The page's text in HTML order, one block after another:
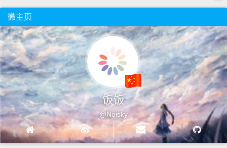
微主页
饭饭
@Noisky